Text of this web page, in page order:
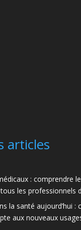
articles
: comprendre
les professionnels
la santé aujourd’hui :
aux nouveaux